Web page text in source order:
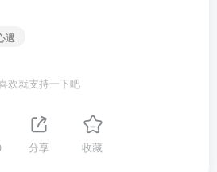
遇
欢就支持一下吧
分享 收藏